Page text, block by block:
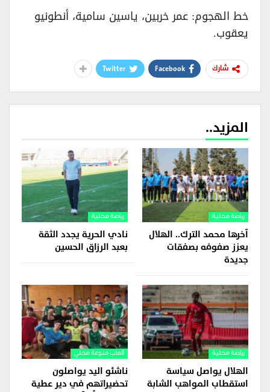
خط الهجوم: عمر خربين، ياسين سامية، أنطونيو
يعقوب.
شارك Facebook
Twitter
المزيد..
رياضة محلية
آخرها محمد الترك.. الهلال
يعزز صفوفه بصفقات
جديدة
رياضة محلية
نادي الحرية يجدد الثقة
بعبد الرزاق الحسين
رياضة محلية
الهلال يواصل سياسة
استقطاب المواهب الشابة
ألعاب منوعة محلي
ناشئو اليد يواصلون
تحضيراتهم في دير عطية